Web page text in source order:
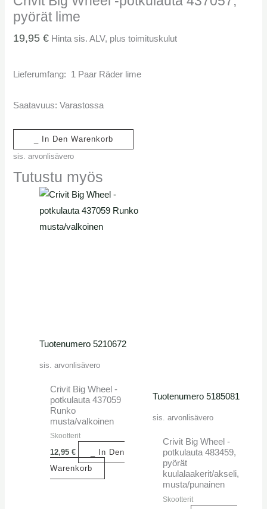
pyörät lime
19,95€ Hinta sis. ALV, plus toimituskulut
Lieferumfang: 1 Paar Räder lime
Saatavuus: Varastossa
_ In Den Warenkorb
sis. arvonlisävero
Tutustu myös
Tuotenumero 5210672
sis. arvonlisävero
Crivit Big Wheel -
potkulauta 437059
Runko
musta/valkoinen
Skootterit
12,95 €
_ In Den
Warenkorb
Tuotenumero 5185081
sis. arvonlisävero
Crivit Big Wheel -
potkulauta 483459,
pyörät
kuulalaakerit/akseli,
musta/punainen
Skootterit